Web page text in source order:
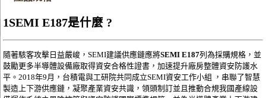
1SEMI E187是什麼 ?
隨著駭客攻擊日益嚴峻，SEMI建議供應鏈應將SEMI E187列為採購規格，並
鼓勵更多半導體設備廠取得資安合格性證書，加速提升廠房整體資安防護水
平。2018年9月，台積電與工研院共同成立SEMI資安工作小組 ，串聯了智慧
製造上下游供應鏈，凝聚產業資安共識，領頭制訂並且推動合規我國產線設